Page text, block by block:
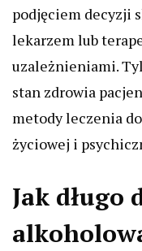
podjęciem decyzji
lekarzem lub
uzależnieniami.
stan zdrowia
metody leczenia
życiowej i
Jak długo